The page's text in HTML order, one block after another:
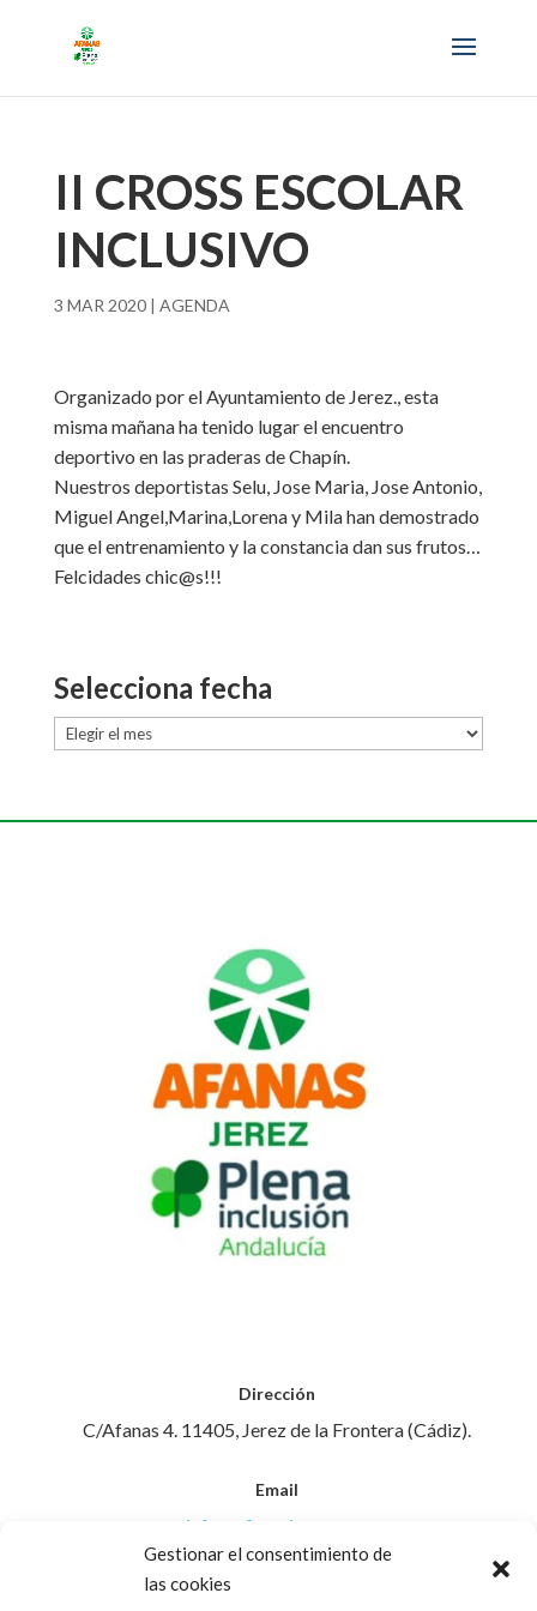
Gestionar el consentimiento de
las cookies
II CROSS ESCOLAR
INCLUSIVO
3 MAR 2020| AGENDA
Organizado por el Ayuntamiento de Jerez., esta
misma mañana ha tenido lugar el encuentro
deportivo en las praderas de Chapín.
Nuestros deportistas Selu, Jose Maria, Jose Antonio,
Miguel Angel,Marina,Lorena y Mila han demostrado
que el entrenamiento y la constancia dan sus frutos…
Felcidades chic@s!!!
Selecciona fecha
Selecciona
Dirección
C/Afanas 4. 11405, Jerez de la Frontera (Cádiz).
Email
info@afanasjerez.com